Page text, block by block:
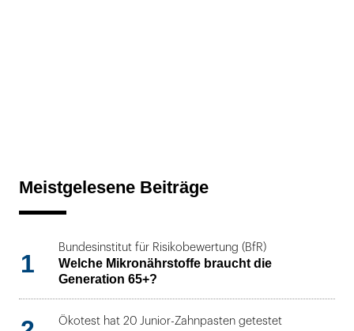
Meistgelesene Beiträge
1
Bundesinstitut für Risikobewertung (BfR)
Welche Mikronährstoffe braucht die
Generation 65+?
Ökotest hat 20 Junior-Zahnpasten getestet